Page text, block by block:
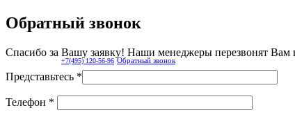
+7(495) 120-56-96 Обратный звонок
Обратный звонок
Спасибо за Вашу заявку! Наши менеджеры перезвонят Вам
Представьтесь *
Телефон *